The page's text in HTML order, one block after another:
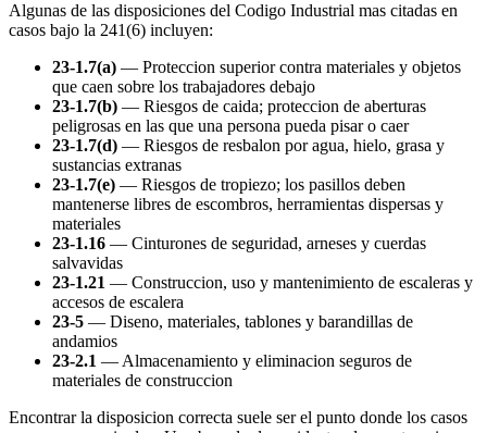
Algunas de las disposiciones del Codigo Industrial mas citadas en
casos bajo la 241(6) incluyen:
23-1.7(a) — Proteccion superior contra materiales y objetos
que caen sobre los trabajadores debajo
23-1.7(b) — Riesgos de caida; proteccion de aberturas
peligrosas en las que una persona pueda pisar o caer
23-1.7(d) — Riesgos de resbalon por agua, hielo, grasa y
sustancias extranas
23-1.7(e) — Riesgos de tropiezo; los pasillos deben
mantenerse libres de escombros, herramientas dispersas y
materiales
23-1.16 — Cinturones de seguridad, arneses y cuerdas
salvavidas
23-1.21 — Construccion, uso y mantenimiento de escaleras y
accesos de escalera
23-5 — Diseno, materiales, tablones y barandillas de
andamios
23-2.1 — Almacenamiento y eliminacion seguros de
materiales de construccion
Encontrar la disposicion correcta suele ser el punto donde los casos